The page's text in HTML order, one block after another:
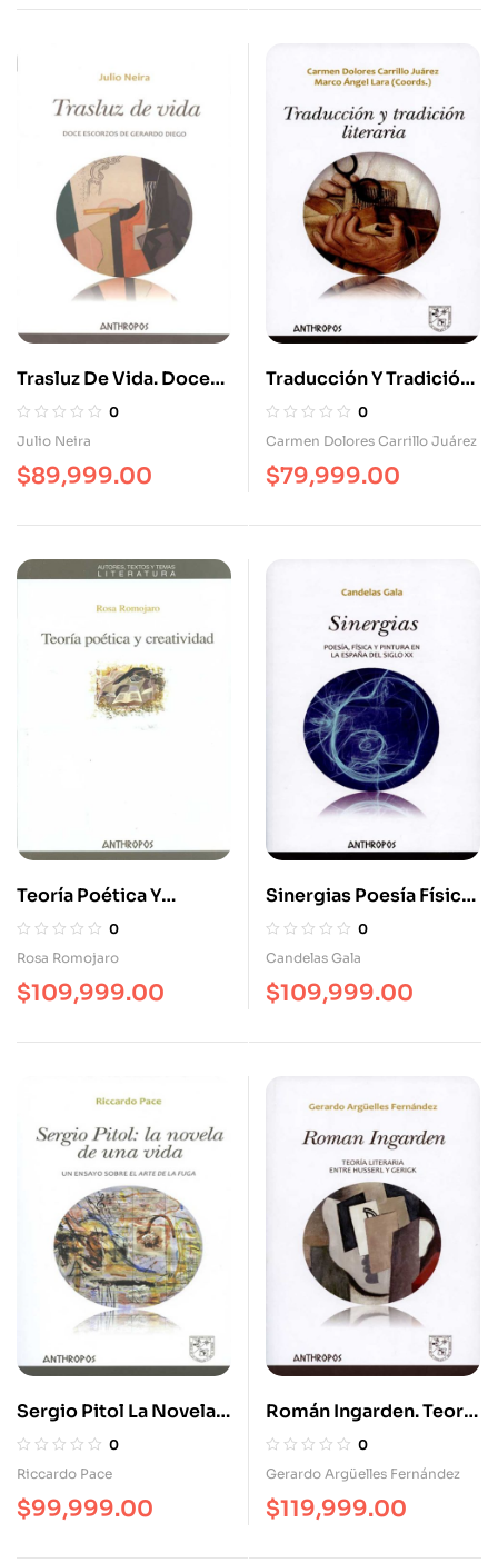
Trasluz De Vida. Doce
Escorzos De Gerardo
Diego
0
Julio Neira
$89,999.00
Traducción Y Tradición
Literaria
0
Carmen Dolores Carrillo Juárez
$79,999.00
Teoría Poética Y
Creatividad
0
Rosa Romojaro
$109,999.00
Sinergias Poesía Física
Y Pintura En La España
Del Siglo XX
0
Candelas Gala
$109,999.00
Sergio Pitol La Novela
De Una Vida Un Ensayo
Sobre El Arte De La
0
Riccardo Pace
$99,999.00
Román Ingarden. Teoría
Literaria Entre Husserl
Y Gerigk
0
Gerardo Argüelles Fernández
$119,999.00